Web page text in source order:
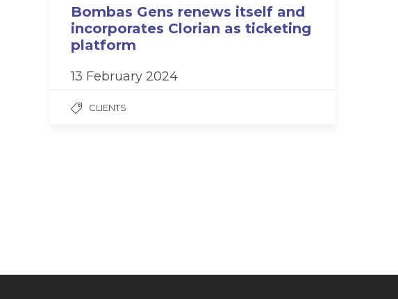
Bombas Gens renews itself and
incorporates Clorian as ticketing
platform
13 February 2024
CLIENTS